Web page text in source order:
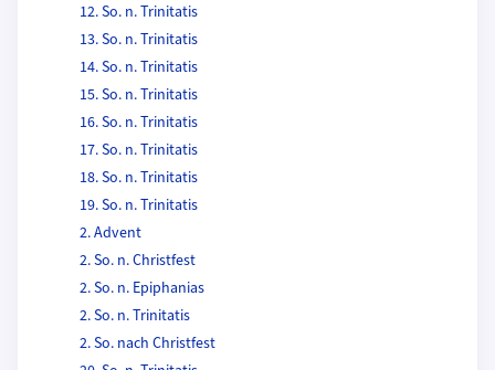
12. So. n. Trinitatis
13. So. n. Trinitatis
14. So. n. Trinitatis
15. So. n. Trinitatis
16. So. n. Trinitatis
17. So. n. Trinitatis
18. So. n. Trinitatis
19. So. n. Trinitatis
2. Advent
2. So. n. Christfest
2. So. n. Epiphanias
2. So. n. Trinitatis
2. So. nach Christfest